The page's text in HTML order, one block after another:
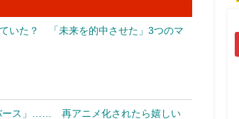
いた？ 「未来を的中させた」3つのマ
ース」…… 再アニメ化されたら嬉しい